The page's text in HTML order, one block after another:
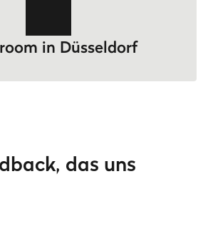
in Düsseldorf
das uns